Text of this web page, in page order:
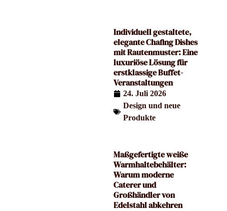
Individuell gestaltete,
elegante Chafing Dishes
mit Rautenmuster: Eine
luxuriöse Lösung für
erstklassige Buffet-
Veranstaltungen
24. Juli 2026
Design und neue
Produkte
Maßgefertigte weiße
Warmhaltebehälter:
Warum moderne
Caterer und
Großhändler von
Edelstahl abkehren